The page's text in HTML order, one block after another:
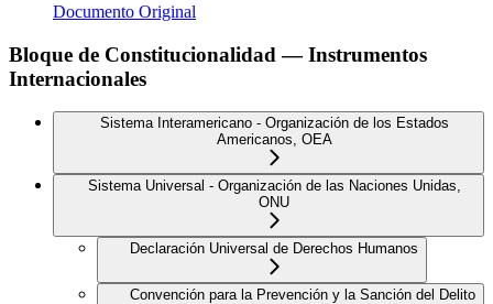
Documento Original
Bloque de Constitucionalidad — Instrumentos
Internacionales
Sistema Interamericano - Organización de los Estados
Americanos, OEA
Sistema Universal - Organización de las Naciones Unidas,
ONU
Declaración Universal de Derechos Humanos
Convención para la Prevención y la Sanción del Delito